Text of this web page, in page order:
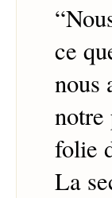
“
ce
nous
notre
folie
La